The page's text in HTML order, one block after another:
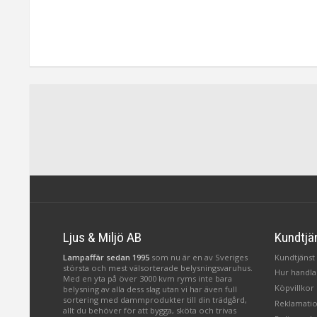
Ljus & Miljö AB
Lampaffär sedan 1995 som nu är en av Sveriges
största och mest välsorterade belysningsvaruhus.
Med en yta på över 3000 kvm ryms inte bara
belysning av alla dess slag utan vi har även full
sortering med dammprodukter till din trädgård,
allt du behöver för att bygga, sköta och trivas
Hur
Köpvillkor